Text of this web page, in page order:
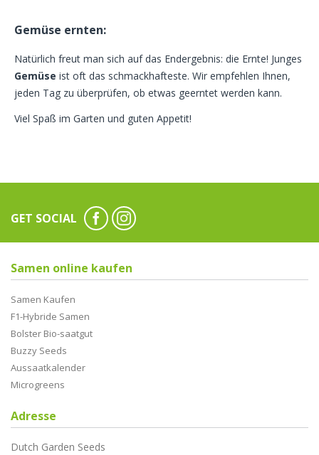
Gemüse ernten:
Natürlich freut man sich auf das Endergebnis: die Ernte! Junges
Gemüse ist oft das schmackhafteste. Wir empfehlen Ihnen,
jeden Tag zu überprüfen, ob etwas geerntet werden kann.
Viel Spaß im Garten und guten Appetit!
GET SOCIAL
Samen online kaufen
Samen Kaufen
F1-Hybride Samen
Bolster Bio-saatgut
Buzzy Seeds
Aussaatkalender
Microgreens
Adresse
Dutch Garden Seeds